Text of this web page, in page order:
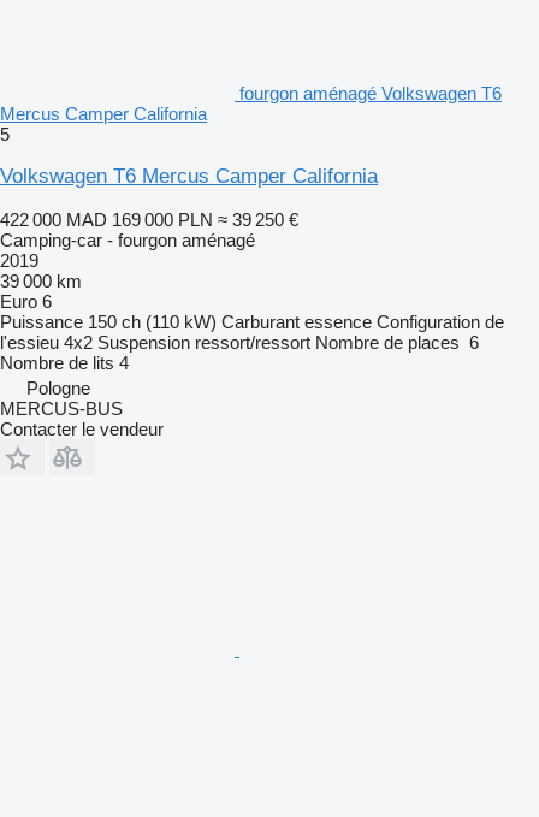
fourgon aménagé Volkswagen T6
Mercus Camper California
5
Volkswagen T6 Mercus Camper California
422 000 MAD 169 000 PLN ≈ 39 250 €
Camping-car - fourgon aménagé
2019
39 000 km
Euro 6
Puissance 150 ch (110 kW) Carburant essence Configuration de
l'essieu 4x2 Suspension ressort/ressort Nombre de places 6
Nombre de lits 4
Pologne
MERCUS-BUS
Contacter le vendeur